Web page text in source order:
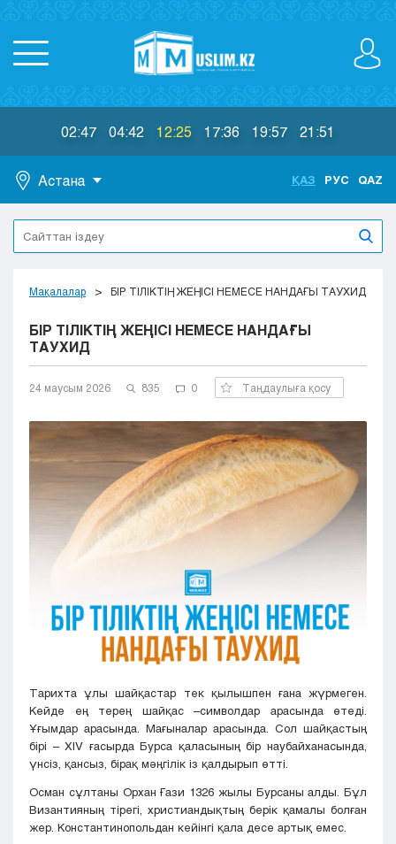
02:47 04:42 12:25 17:36 19:57 21:51
Астана
Астана
Алматы
Актобе
Жезказган
Караганда
Кокшетау
Костанай
Павлодар
Петропавловск
Талдыкорган
Туркестан
Шымкент
ҚАЗ РУС QAZ
Мақалалар БІР ТІЛІКТІҢ ЖЕҢІСІ НЕМЕСЕ НАНДАҒЫ ТАУХИД
БІР ТІЛІКТІҢ ЖЕҢІСІ НЕМЕСЕ НАНДАҒЫ
ТАУХИД
24 маусым 2026 835 0 Таңдаулыға қосу
Тарихта ұлы шайқастар тек қылышпен ғана жүрмеген.
Кейде ең терең шайқас –символдар арасында өтеді.
Ұғымдар арасында. Мағыналар арасында. Сол шайқастың
бірі – XIV ғасырда Бурса қаласының бір наубайханасында,
үнсіз, қансыз, бірақ мәңгілік із қалдырып өтті.
Осман сұлтаны Орхан Ғази 1326 жылы Бурсаны алды. Бұл
Византияның тірегі, христиандықтың берік қамалы болған
жер. Константинопольдан кейінгі қала десе артық емес.